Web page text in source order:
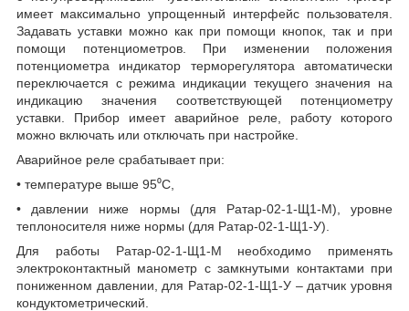
имеет максимально упрощенный интерфейс пользователя.
Задавать уставки можно как при помощи кнопок, так и при
помощи потенциометров. При изменении положения
потенциометра индикатор терморегулятора автоматически
переключается с режима индикации текущего значения на
индикацию значения соответствующей потенциометру
уставки. Прибор имеет аварийное реле, работу которого
можно включать или отключать при настройке.
Аварийное реле срабатывает при:
• температуре выше 95⁰С,
• давлении ниже нормы (для Ратар-02-1-Щ1-М), уровне
теплоносителя ниже нормы (для Ратар-02-1-Щ1-У).
Для работы Ратар-02-1-Щ1-М необходимо применять
электроконтактный манометр с замкнутыми контактами при
пониженном давлении, для Ратар-02-1-Щ1-У – датчик уровня
кондуктометрический.